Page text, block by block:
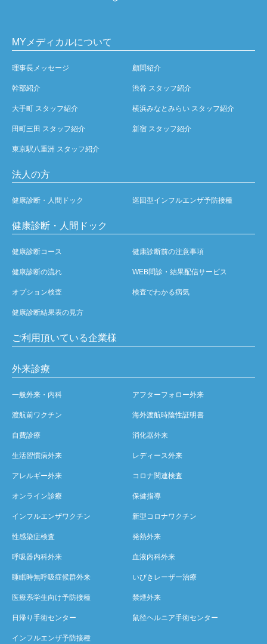
MYメディカルについて
理事長メッセージ 顧問紹介
幹部紹介 渋谷 スタッフ紹介
大手町 スタッフ紹介 横浜みなとみらい スタッフ紹介
田町三田 スタッフ紹介 新宿 スタッフ紹介
東京駅八重洲 スタッフ紹介
法人の方
健康診断・人間ドック 巡回型インフルエンザ予防接種
健康診断・人間ドック
健康診断コース 健康診断前の注意事項
健康診断の流れ WEB問診・結果配信サービス
オプション検査 検査でわかる病気
健康診断結果表の見方
ご利用頂いている企業様
外来診療
一般外来・内科 アフターフォロー外来
渡航前ワクチン 海外渡航時陰性証明書
自費診療 消化器外来
生活習慣病外来 レディース外来
アレルギー外来 コロナ関連検査
オンライン診療 保健指導
インフルエンザワクチン 新型コロナワクチン
性感染症検査 発熱外来
呼吸器内科外来 血液内科外来
睡眠時無呼吸症候群外来 いびきレーザー治療
医療系学生向け予防接種 禁煙外来
日帰り手術センター 鼠径ヘルニア手術センター
インフルエンザ予防接種